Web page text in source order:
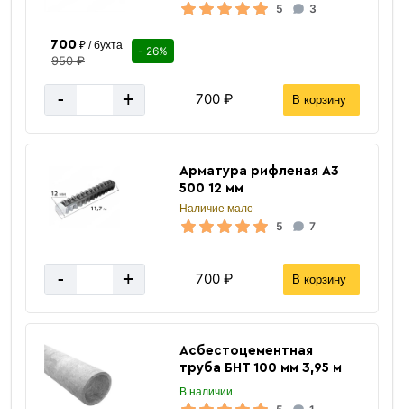
5 3
700₽ / бухта
950 ₽
- 26%
- + 700 ₽ В корзину
Арматура рифленая А3
500 12 мм
Наличие мало
5 7
- + 700 ₽ В корзину
Асбестоцементная
труба БНТ 100 мм 3,95 м
В наличии
Прямоугольная труба